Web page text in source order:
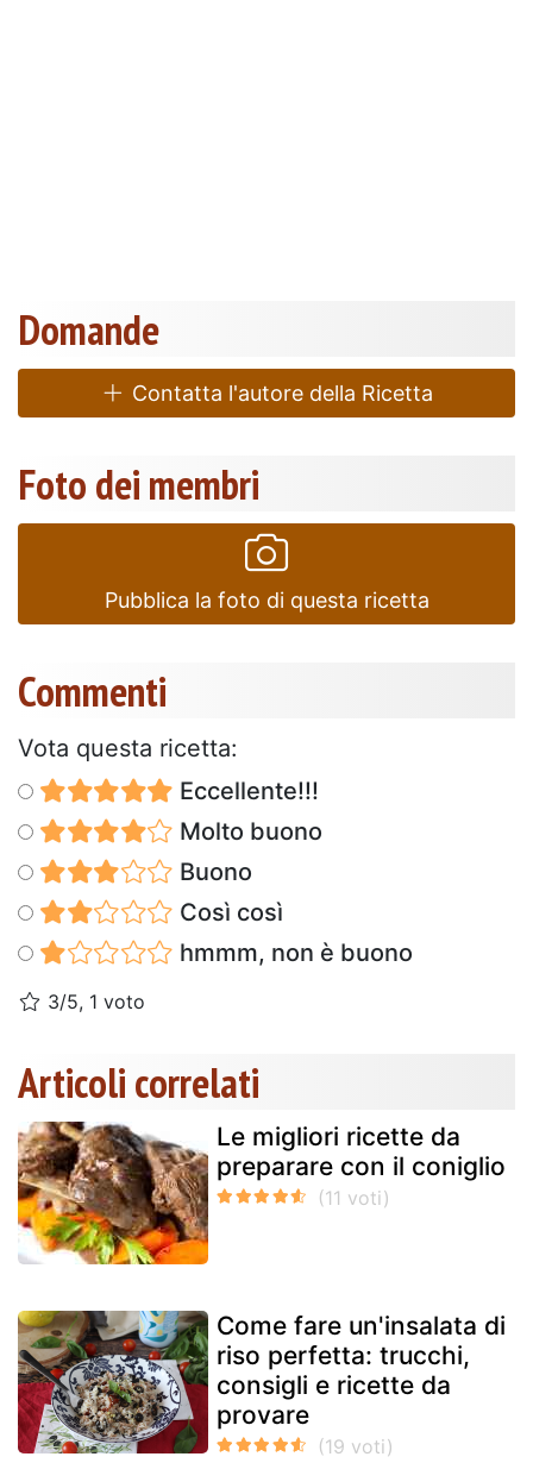
Domande
Contatta l'autore della Ricetta
Foto dei membri
Pubblica la foto di questa ricetta
Commenti
Vota questa ricetta:
Eccellente!!!
Molto buono
Buono
Così così
hmmm, non è buono
3/5, 1 voto
Articoli correlati
Le migliori ricette da
preparare con il coniglio
Come fare un'insalata di
riso perfetta: trucchi,
consigli e ricette da
provare